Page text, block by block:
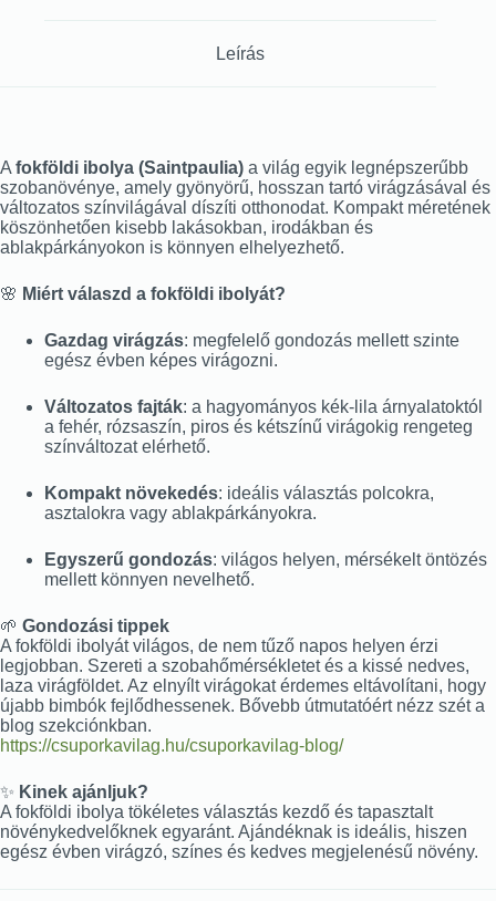
Leírás
A fokföldi ibolya (Saintpaulia) a világ egyik legnépszerűbb
szobanövénye, amely gyönyörű, hosszan tartó virágzásával és
változatos színvilágával díszíti otthonodat. Kompakt méretének
köszönhetően kisebb lakásokban, irodákban és
ablakpárkányokon is könnyen elhelyezhető.
🌸 Miért válaszd a fokföldi ibolyát?
Gazdag virágzás: megfelelő gondozás mellett szinte
egész évben képes virágozni.
Változatos fajták: a hagyományos kék-lila árnyalatoktól
a fehér, rózsaszín, piros és kétszínű virágokig rengeteg
színváltozat elérhető.
Kompakt növekedés: ideális választás polcokra,
asztalokra vagy ablakpárkányokra.
Egyszerű gondozás: világos helyen, mérsékelt öntözés
mellett könnyen nevelhető.
🌱 Gondozási tippek
A fokföldi ibolyát világos, de nem tűző napos helyen érzi
legjobban. Szereti a szobahőmérsékletet és a kissé nedves,
laza virágföldet. Az elnyílt virágokat érdemes eltávolítani, hogy
újabb bimbók fejlődhessenek. Bővebb útmutatóért nézz szét a
blog szekciónkban.
https://csuporkavilag.hu/csuporkavilag-blog/
✨ Kinek ajánljuk?
A fokföldi ibolya tökéletes választás kezdő és tapasztalt
növénykedvelőknek egyaránt. Ajándéknak is ideális, hiszen
egész évben virágzó, színes és kedves megjelenésű növény.